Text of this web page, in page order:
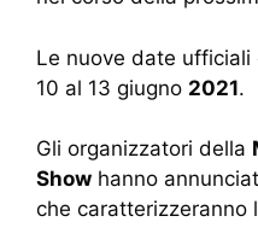
Le nuove date
10 al 13 giugno 2021.
Gli organizzatori della
Show hanno
che caratterizzeranno